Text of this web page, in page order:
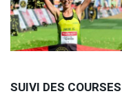
SUIVI DES